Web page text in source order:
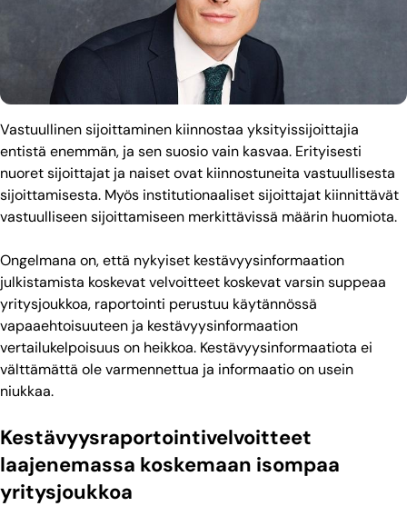
Vastuullinen sijoittaminen kiinnostaa yksityissijoittajia
entistä enemmän, ja sen suosio vain kasvaa. Erityisesti
nuoret sijoittajat ja naiset ovat kiinnostuneita vastuullisesta
sijoittamisesta. Myös institutionaaliset sijoittajat kiinnittävät
vastuulliseen sijoittamiseen merkittävissä määrin huomiota.
Ongelmana on, että nykyiset kestävyysinformaation
julkistamista koskevat velvoitteet koskevat varsin suppeaa
yritysjoukkoa, raportointi perustuu käytännössä
vapaaehtoisuuteen ja kestävyysinformaation
vertailukelpoisuus on heikkoa. Kestävyysinformaatiota ei
välttämättä ole varmennettua ja informaatio on usein
niukkaa.
Kestävyysraportointivelvoitteet
laajenemassa koskemaan isompaa
yritysjoukkoa